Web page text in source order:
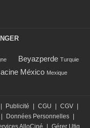
Beyazperde Turquie
México Mexique
Publicité CGU CGV
Données Personnelles